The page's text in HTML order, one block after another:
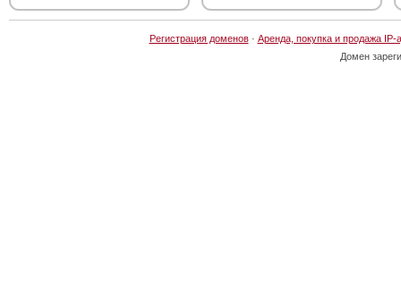
Регистрация доменов· Аренда, покупка и продажа IP-
Домен